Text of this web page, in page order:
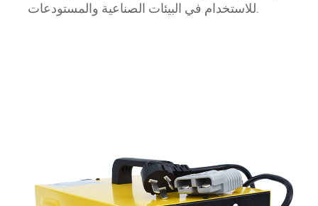
للاستخدام في البيئات الصناعية والمستودعات.